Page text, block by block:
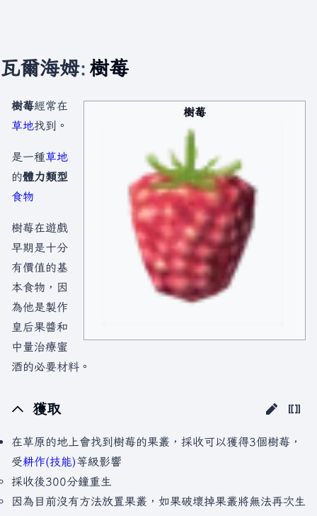
瓦爾海姆: 樹莓
樹莓
樹莓經常在
草地找到。
是一種草地
的體力類型
食物
樹莓在遊戲
早期是十分
有價值的基
本食物，因
為他是製作
皇后果醬和
中量治療蜜
酒的必要材料。
獲取
在草原的地上會找到樹莓的果叢，採收可以獲得3個樹莓，
受耕作(技能)等級影響
採收後300分鐘重生
因為目前沒有方法放置果叢，如果破壞掉果叢將無法再次生